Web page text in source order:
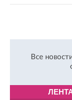
Все